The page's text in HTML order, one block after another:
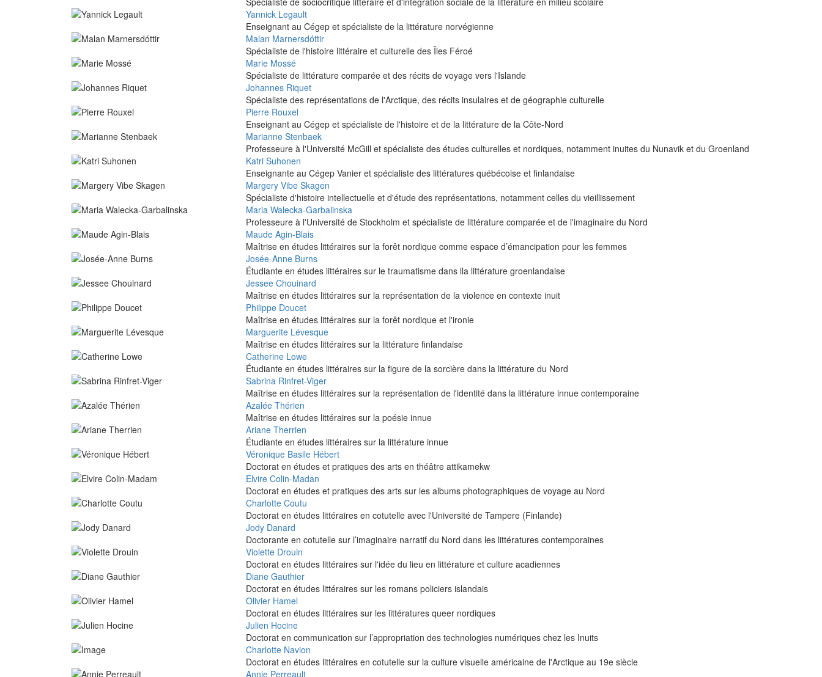
Yannick Legault
Enseignant au Cégep et spécialiste de la littérature norvégienne
Malan Marnersdóttir
Spécialiste de l'histoire littéraire et culturelle des Îles Féroé
Marie Mossé
Spécialiste de littérature comparée et des récits de voyage vers l'Islande
Johannes Riquet
Spécialiste des représentations de l'Arctique, des récits insulaires et de géographie culturelle
Pierre Rouxel
Enseignant au Cégep et spécialiste de l'histoire et de la littérature de la Côte-Nord
Marianne Stenbaek
Professeure à l'Université McGill et spécialiste des études culturelles et nordiques, notamment inuites du Nunavik et du Groenland
Katri Suhonen
Enseignante au Cégep Vanier et spécialiste des littératures québécoise et finlandaise
Margery Vibe Skagen
Spécialiste d'histoire intellectuelle et d'étude des représentations, notamment celles du vieillissement
Maria Walecka-Garbalinska
Professeure à l'Université de Stockholm et spécialiste de littérature comparée et de l'imaginaire du Nord
Maude Agin-Blais
Maîtrise en études littéraires sur la forêt nordique comme espace d’émancipation pour les femmes
Josée-Anne Burns
Étudiante en études littéraires sur le traumatisme dans lla littérature groenlandaise
Jessee Chouinard
Maîtrise en études littéraires sur la représentation de la violence en contexte inuit
Philippe Doucet
Maîtrise en études littéraires sur la forêt nordique et l'ironie
Marguerite Lévesque
Maîtrise en études littéraires sur la littérature finlandaise
Catherine Lowe
Étudiante en études littéraires sur la figure de la sorcière dans la littérature du Nord
Sabrina Rinfret-Viger
Maîtrise en études littéraires sur la représentation de l'identité dans la littérature innue contemporaine
Azalée Thérien
Maîtrise en études littéraires sur la poésie innue
Ariane Therrien
Étudiante en études littéraires sur la littérature innue
Véronique Basile Hébert
Doctorat en études et pratiques des arts en théâtre attikamekw
Elvire Colin-Madan
Doctorat en études et pratiques des arts sur les albums photographiques de voyage au Nord
Charlotte Coutu
Doctorat en études littéraires en cotutelle avec l'Université de Tampere (Finlande)
Jody Danard
Doctorante en cotutelle sur l’imaginaire narratif du Nord dans les littératures contemporaines
Violette Drouin
Doctorat en études littéraires sur l'idée du lieu en littérature et culture acadiennes
Diane Gauthier
Doctorat en études littéraires sur les romans policiers islandais
Olivier Hamel
Doctorat en études littéraires sur les littératures queer nordiques
Julien Hocine
Doctorat en communication sur l’appropriation des technologies numériques chez les Inuits
Charlotte Navion
Doctorat en études littéraires en cotutelle sur la culture visuelle américaine de l'Arctique au 19e siècle
Annie Perreault